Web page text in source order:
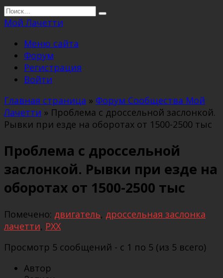
Перейти
к
Search
for:
Мой Лачетти
Меню сайта
Форум
Регистрация
Войти
Главная страница » Форум Сообщества Мой
Лачетти » Проблема с дроссельной заслонкой.
Рывки при езде на оборотах от 1500-2500 тыс
Проблема с дроссельной
заслонкой. Рывки при езде на
оборотах от 1500-2500 тыс
Помечено: двигатель, дроссельная заслонка
лачетти, РХХ
Просмотр 5 сообщений - с 1 по 5 (из 5 всего)
Автор